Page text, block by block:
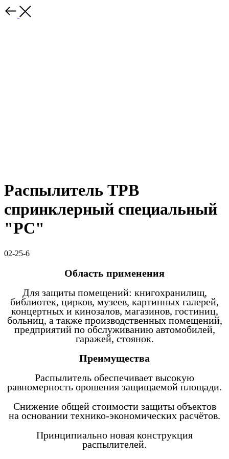
Распылитель ТРВ
спринклерный специальный
"РС"
02-25-6
Область применения
Для защиты помещений: книгохранилищ,
библиотек, цирков, музеев, картинных галерей,
концертных и кинозалов, магазинов, гостиниц,
больниц, а также производственных помещений,
предприятий по обслуживанию автомобилей,
гаражей, стоянок.
Преимущества
Распылитель обеспечивает высокую
равномерность орошения защищаемой площади.
Снижение общей стоимости защиты объектов
на основании технико-экономических расчётов.
Принципиально новая конструкция
распылителей.